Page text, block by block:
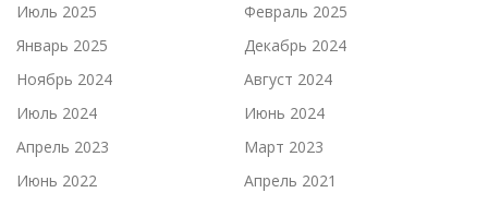
Июль 2025
Февраль 2025
Январь 2025
Декабрь 2024
Ноябрь 2024
Август 2024
Июль 2024
Июнь 2024
Апрель 2023
Март 2023
Июнь 2022
Апрель 2021